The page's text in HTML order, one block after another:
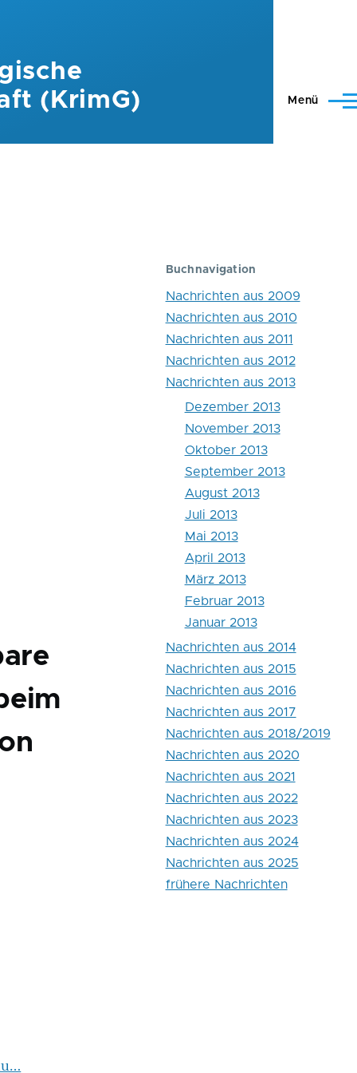
(KrimG)
Menü
Buchnavigation
Nachrichten aus 2009
Nachrichten aus 2010
Nachrichten aus 2011
Nachrichten aus 2012
Nachrichten aus 2013
Dezember 2013
November 2013
Oktober 2013
September 2013
August 2013
Juli 2013
Mai 2013
April 2013
März 2013
Februar 2013
Januar 2013
Nachrichten aus 2014
Nachrichten aus 2015
Nachrichten aus 2016
Nachrichten aus 2017
Nachrichten aus 2018/2019
Nachrichten aus 2020
Nachrichten aus 2021
Nachrichten aus 2022
Nachrichten aus 2023
Nachrichten aus 2024
Nachrichten aus 2025
frühere Nachrichten